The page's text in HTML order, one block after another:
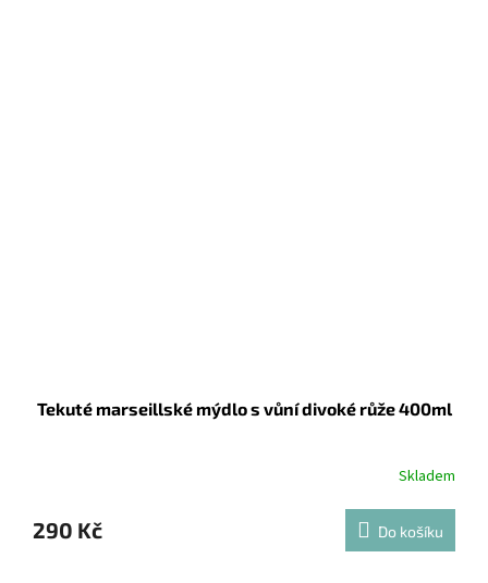
Tekuté marseillské mýdlo s vůní divoké růže 400ml
Skladem
290 Kč Do košíku